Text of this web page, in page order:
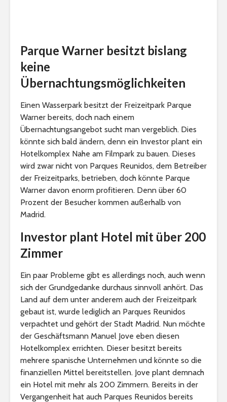
Parque Warner besitzt bislang
keine
Übernachtungsmöglichkeiten
Einen Wasserpark besitzt der Freizeitpark Parque
Warner bereits, doch nach einem
Übernachtungsangebot sucht man vergeblich. Dies
könnte sich bald ändern, denn ein Investor plant ein
Hotelkomplex Nahe am Filmpark zu bauen. Dieses
wird zwar nicht von Parques Reunidos, dem Betreiber
der Freizeitparks, betrieben, doch könnte Parque
Warner davon enorm profitieren. Denn über 60
Prozent der Besucher kommen außerhalb von
Madrid.
Investor plant Hotel mit über 200
Zimmer
Ein paar Probleme gibt es allerdings noch, auch wenn
sich der Grundgedanke durchaus sinnvoll anhört. Das
Land auf dem unter anderem auch der Freizeitpark
gebaut ist, wurde lediglich an Parques Reunidos
verpachtet und gehört der Stadt Madrid. Nun möchte
der Geschäftsmann Manuel Jove eben diesen
Hotelkomplex errichten. Dieser besitzt bereits
mehrere spanische Unternehmen und könnte so die
finanziellen Mittel bereitstellen. Jove plant demnach
ein Hotel mit mehr als 200 Zimmern. Bereits in der
Vergangenheit hat auch Parques Reunidos bereits